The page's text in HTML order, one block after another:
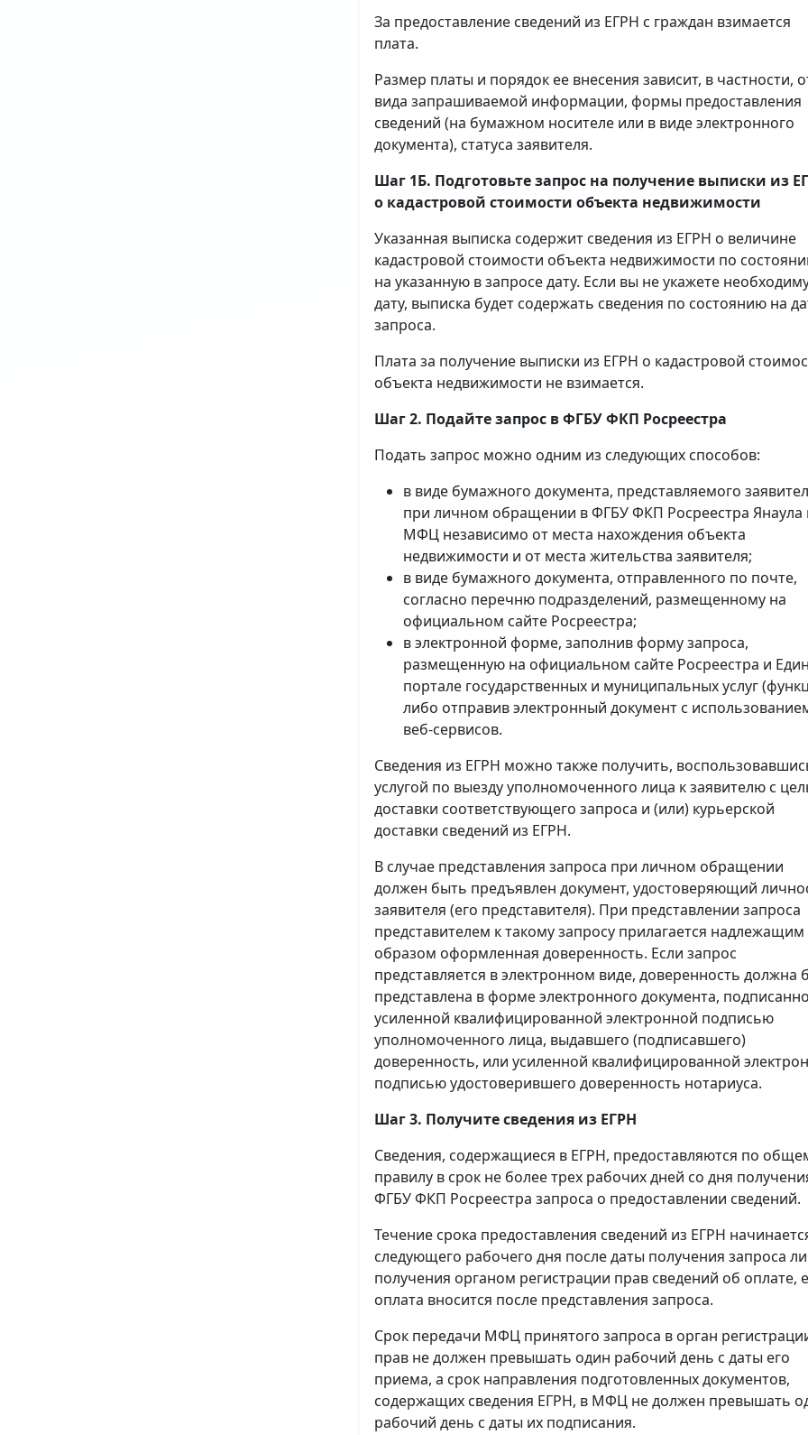
За предоставление сведений из ЕГРН с граждан взимается
плата.
Размер платы и порядок ее внесения зависит, в частности,
вида запрашиваемой информации, формы предоставления
сведений (на бумажном носителе или в виде электронного
документа), статуса заявителя.
Шаг 1Б. Подготовьте запрос на получение выписки из
о кадастровой стоимости объекта недвижимости
Указанная выписка содержит сведения из ЕГРН о величине
кадастровой стоимости объекта недвижимости по
на указанную в запросе дату. Если вы не укажете
дату, выписка будет содержать сведения по состоянию на
запроса.
Плата за получение выписки из ЕГРН о кадастровой
объекта недвижимости не взимается.
Шаг 2. Подайте запрос в ФГБУ ФКП Росреестра
Подать запрос можно одним из следующих способов:
в виде бумажного документа, представляемого
при личном обращении в ФГБУ ФКП Росреестра Янаула
МФЦ независимо от места нахождения объекта
недвижимости и от места жительства заявителя;
в виде бумажного документа, отправленного по почте,
согласно перечню подразделений, размещенному на
официальном сайте Росреестра;
в электронной форме, заполнив форму запроса,
размещенную на официальном сайте Росреестра и
портале государственных и муниципальных услуг
либо отправив электронный документ с
веб-сервисов.
Сведения из ЕГРН можно также получить,
услугой по выезду уполномоченного лица к заявителю с
доставки соответствующего запроса и (или) курьерской
доставки сведений из ЕГРН.
В случае представления запроса при личном обращении
должен быть предъявлен документ, удостоверяющий
заявителя (его представителя). При представлении запроса
представителем к такому запросу прилагается надлежащим
образом оформленная доверенность. Если запрос
представляется в электронном виде, доверенность должна
представлена в форме электронного документа,
усиленной квалифицированной электронной подписью
уполномоченного лица, выдавшего (подписавшего)
доверенность, или усиленной квалифицированной
подписью удостоверившего доверенность нотариуса.
Шаг 3. Получите сведения из ЕГРН
Сведения, содержащиеся в ЕГРН, предоставляются по
правилу в срок не более трех рабочих дней со дня
ФГБУ ФКП Росреестра запроса о предоставлении сведений.
Течение срока предоставления сведений из ЕГРН
следующего рабочего дня после даты получения запроса
получения органом регистрации прав сведений об оплате,
оплата вносится после представления запроса.
Срок передачи МФЦ принятого запроса в орган
прав не должен превышать один рабочий день с даты его
приема, а срок направления подготовленных документов,
содержащих сведения ЕГРН, в МФЦ не должен превышать
рабочий день с даты их подписания.